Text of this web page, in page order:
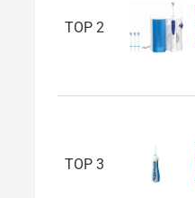
TOP 2
TOP 3